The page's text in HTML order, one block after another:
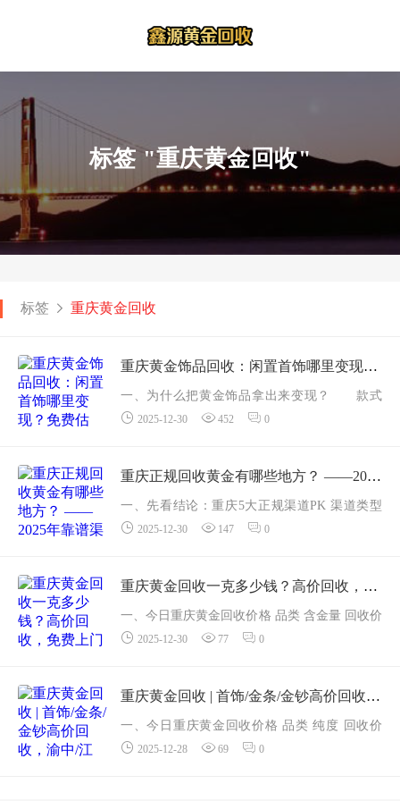
标签 "重庆黄金回收"
标签 重庆黄金回收
重庆黄金饰品回收：闲置首饰哪里变现？免费估价，高价上门回收
一、为什么把黄金饰品拿出来变现？ 款式
老旧、断链缺石，放在抽屉里"吃灰" 国际金
克，比年初上涨约60元/克 线上回收流程成
熟，30...
2025-12-30 452 0
重庆正规回收黄金有哪些地方？ ——2025年靠谱渠道与门店精选清单（实时更新版）
一、先看结论：重庆5大正规渠道PK 渠道类型
代表机构/门店 是否持证 回收价（足金999） 上
黄金回收 ✅公...
2025-12-30 147 0
重庆黄金回收一克多少钱？高价回收，免费上门检测，当场结算
一、今日重庆黄金回收价格 品类 含金量 回收价
（元/克） 较昨日 足金999 &ge;99.9% 965 持平
2025-12-30 77 0
重庆黄金回收 | 首饰/金条/金钞高价回收，渝中/江北/南岸上门
一、今日重庆黄金回收价格 品类 纯度 回收价
（元/克） 适用物品 足金 999 &ge;99.9 % 1003
2025-12-28 69 0